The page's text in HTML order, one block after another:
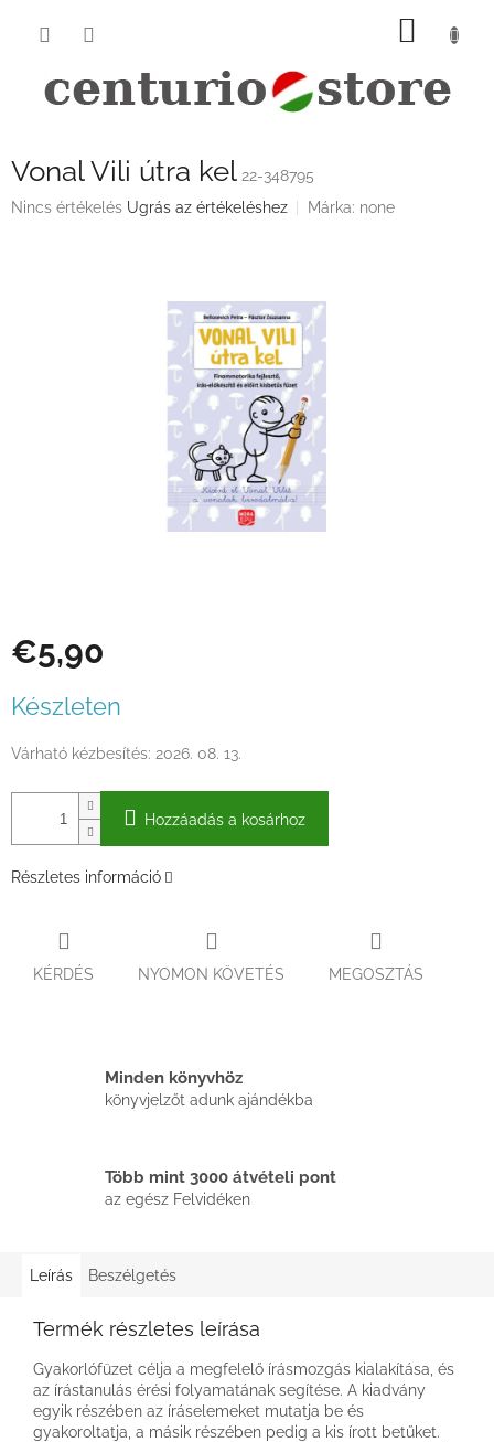
KOSÁR
Vonal Vili útra kel 22-348795
A
Nincs értékelés Ugrás az értékeléshez Márka: none
€5,90
Készleten
Várható kézbesítés: 2026. 08. 13.
Hozzáadás a kosárhoz
Részletes információ
KÉRDÉS NYOMON KÖVETÉS MEGOSZTÁS
Minden könyvhöz
könyvjelzőt adunk ajándékba
Több mint 3000 átvételi pont
az egész Felvidéken
Leírás Beszélgetés
Termék részletes leírása
Gyakorlófüzet célja a megfelelő írásmozgás kialakítása, és
az írástanulás érési folyamatának segítése. A kiadvány
egyik részében az íráselemeket mutatja be és
gyakoroltatja, a másik részében pedig a kis írott betűket.